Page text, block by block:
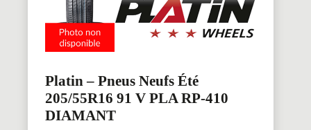
Platin – Pneus Neufs Été
205/55R16 91 V PLA RP-410
DIAMANT